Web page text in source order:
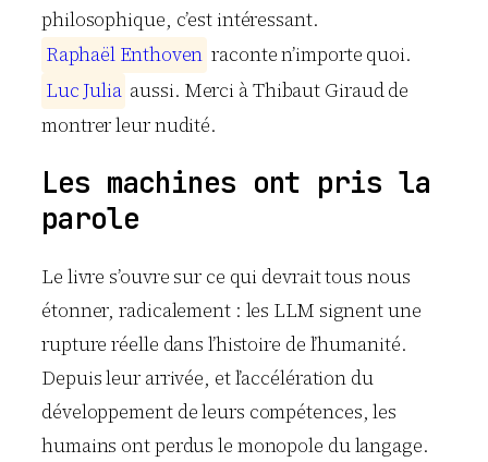
philosophique, c’est intéressant.
Raphaël Enthoven raconte n’importe quoi.
Luc Julia aussi. Merci à Thibaut Giraud de
montrer leur nudité.
Les machines ont pris la
parole
Le livre s’ouvre sur ce qui devrait tous nous
étonner, radicalement : les LLM signent une
rupture réelle dans l’histoire de l’humanité.
Depuis leur arrivée, et l’accélération du
développement de leurs compétences, les
humains ont perdus le monopole du langage.